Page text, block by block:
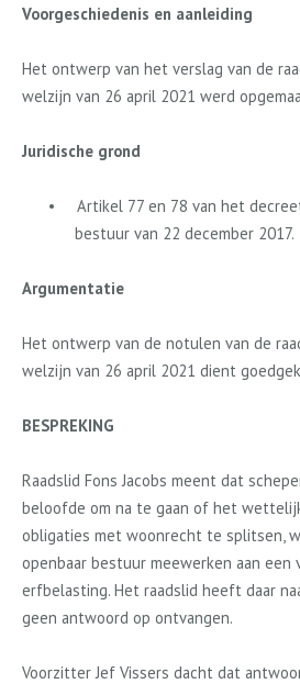
Voorgeschiedenis en aanleiding
Het ontwerp van het verslag van de
welzijn van 26 april 2021 werd
Juridische grond
•
Artikel 77 en 78 van het
bestuur van 22 december 2017.
Argumentatie
Het ontwerp van de notulen van de
welzijn van 26 april 2021 dient
BESPREKING
Raadslid Fons Jacobs meent dat
beloofde om na te gaan of het
obligaties met woonrecht te splitsen,
openbaar bestuur meewerken aan een
erfbelasting. Het raadslid heeft daar
geen antwoord op ontvangen.
Voorzitter Jef Vissers dacht dat